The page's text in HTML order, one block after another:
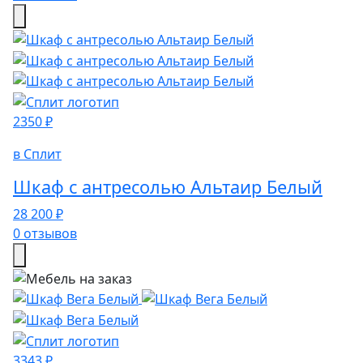
2350 ₽
в Сплит
Шкаф с антресолью Альтаир Белый
28 200 ₽
0 отзывов